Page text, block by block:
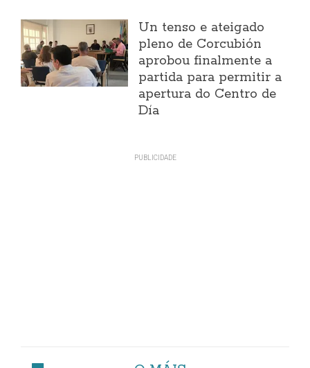
Un tenso e ateigado
pleno de Corcubión
aprobou finalmente a
partida para permitir a
apertura do Centro de
Día